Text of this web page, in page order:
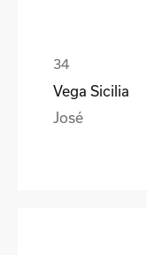
Vega Sicilia
José